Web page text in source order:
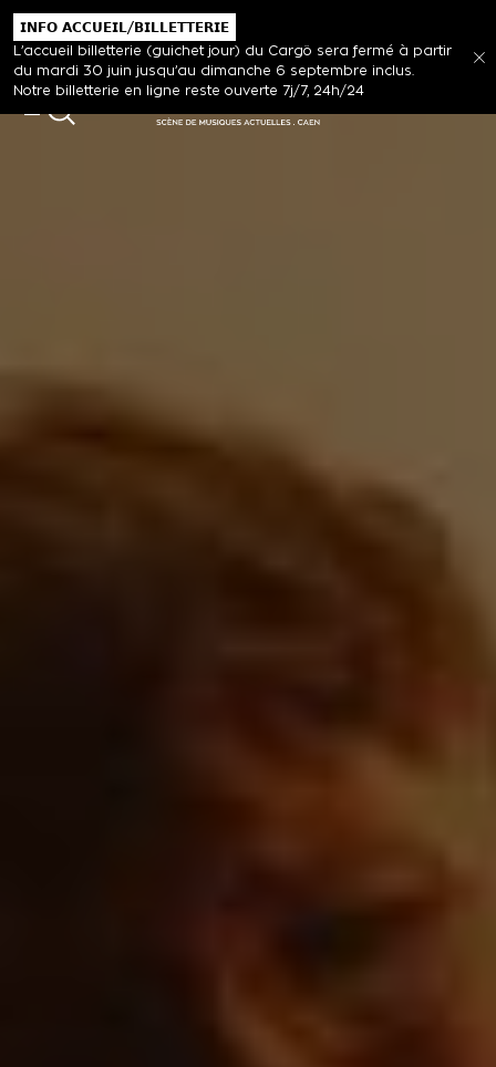
𝗜𝗡𝗙𝗢 𝗔𝗖𝗖𝗨𝗘𝗜𝗟/𝗕𝗜𝗟𝗟𝗘𝗧𝗧𝗘𝗥𝗜𝗘
L’accueil billetterie (guichet jour) du Cargö sera fermé à partir
du mardi 30 juin jusqu’au dimanche 6 septembre inclus.
Notre billetterie en ligne reste ouverte 7j/7, 24h/24